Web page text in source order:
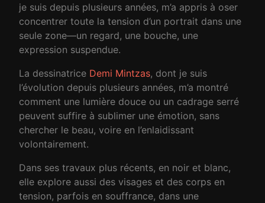
je suis depuis plusieurs années, m’a appris à oser
concentrer toute la tension d’un portrait dans une
seule zone—un regard, une bouche, une
expression suspendue.
La dessinatrice Demi Mintzas, dont je suis
l’évolution depuis plusieurs années, m’a montré
comment une lumière douce ou un cadrage serré
peuvent suffire à sublimer une émotion, sans
chercher le beau, voire en l’enlaidissant
volontairement.
Dans ses travaux plus récents, en noir et blanc,
elle explore aussi des visages et des corps en
tension, parfois en souffrance, dans une